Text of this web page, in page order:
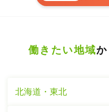
働きたい地域
北海道・東北